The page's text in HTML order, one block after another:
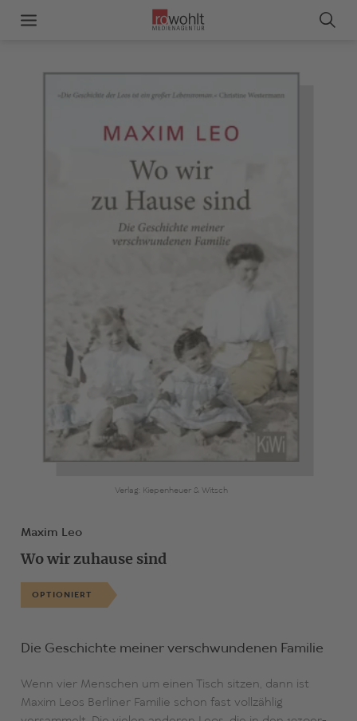
Verlag: Kiepenheuer & Witsch
Maxim Leo
Wo wir zuhause sind
OPTIONIERT
Die Geschichte meiner verschwundenen Familie
Wenn vier Menschen um einen Tisch sitzen, dann ist
Maxim Leos Berliner Familie schon fast vollzählig